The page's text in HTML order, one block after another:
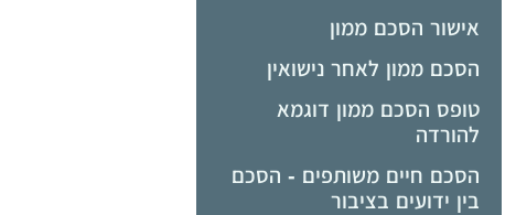
אישור הסכם ממון
הסכם ממון לאחר נישואין
טופס הסכם ממון דוגמא
להורדה
הסכם חיים משותפים - הסכם
בין ידועים בציבור